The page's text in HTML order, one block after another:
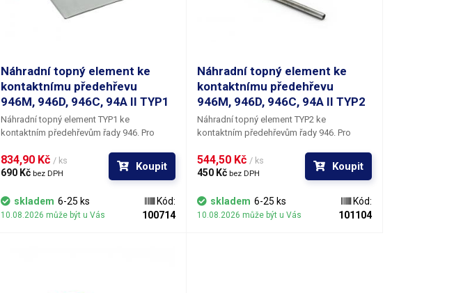
Náhradní topný element ke
kontaktnímu předehřevu
946M, 946D, 946C, 94A II TYP1
Náhradní topný elementTYP1 ke
kontaktním předehřevům řady 946.Pro
topných, které mohou být jiné . Před
nákupem proto ověřte potřebný typ. Na
topných elementů pro řadu předehřevů 946:
TYP1, TYP2, TYP3, TYP4.Balení:
1ks topné
834,90 Kč / ks
690 Kč bez DPH
Koupit
skladem 6-25 ks
10.08.2026 může být u Vás
Kód:
100714
Náhradní topný element ke
kontaktnímu předehřevu
946M, 946D, 946C, 94A II TYP2
Náhradní topný elementTYP2ke
kontaktním předehřevům řady 946.Pro
topných, které mohou být jiné . Před
nákupem proto ověřte potřebný typ. Na
topných elementů pro řadu předehřevů 946:
TYP1, TYP2, TYP3, TYP4.Balení:
1ks topné
544,50 Kč / ks
450 Kč bez DPH
Koupit
skladem 6-25 ks
10.08.2026 může být u Vás
Kód:
101104